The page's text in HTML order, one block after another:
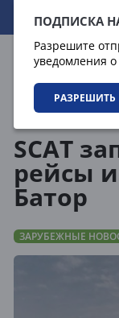
ПОДПИСКА
Разрешите
уведомления
РАЗРЕШИТЬ
07.08.2026
SCAT
рейсы
Батор
ЗАРУБЕЖНЫЕ